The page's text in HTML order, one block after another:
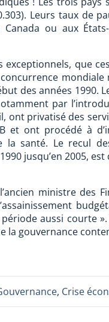
Leurs taux de
ou aux
que
mondiale
des années 1990.
par
ont privatisé des
et ont procédé à
santé. Le recul
jusqu’en 2005, est
ministre des
aussi courte
la gouvernance
, Crise